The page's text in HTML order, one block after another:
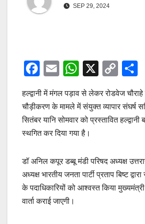
SEP 29, 2024
F
a
c
e
b
o
k
E
ail
W
h
at
s
A
p
X
C
p
y
k
h
हल्द्वानी में मंगल पड़ाव से लेकर रोडवेज
चौड़ीकरण के मामले में संयुक्त व्यापार संघर्ष
सितंबर यानि सोमवार को प्रस्तावित हल्द्वानी
स्थगित कर दिया गया है।
डॉ अनिल कपूर डब्बू मंडी परिषद अध्यक्ष
अध्यक्ष भारतीय जनता पार्टी प्रताप बिष्ट
के पदाधिकारियों को आश्वस्त किया
वार्ता कराई जाएगी।